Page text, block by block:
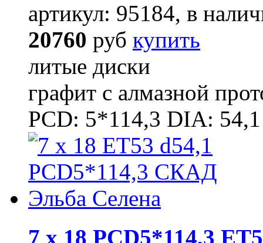
артикул: 95184, в
20760 руб купить
литые диски
графит с алмазной
PCD: 5*114,3 DIA: 54,1
7 x 18 PCD5*114,3